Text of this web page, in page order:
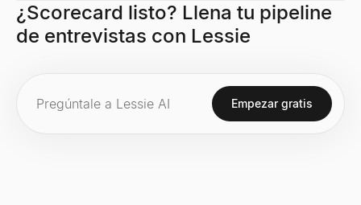
Verificador de Stack Tecnológico
Descubra qué tecnología utiliza cualquier sitio web — CMS,
¿Scorecard listo? Llena tu pipeline
de entrevistas con Lessie
Empezar gratis